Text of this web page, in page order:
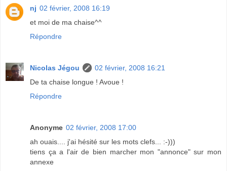
nj 02 février, 2008 16:19
et moi de ma chaise^^
Répondre
Nicolas Jégou
02 février, 2008 16:21
De ta chaise longue ! Avoue !
Répondre
Anonyme 02 février, 2008 17:00
ah ouais.... j'ai hésité sur les mots clefs... :-)))
tiens ça a l'air de bien marcher mon "annonce" sur mon
annexe